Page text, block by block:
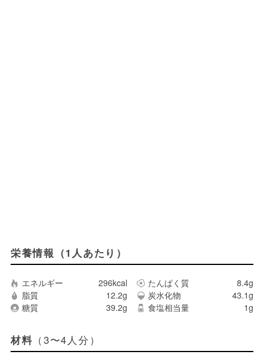
栄養情報（1人あたり）
エネルギー 296kcal たんぱく質
8.4g
脂質
12.2g 炭水化物
43.1g
糖質
39.2g 食塩相当量 1g
材料 （3〜4人分）